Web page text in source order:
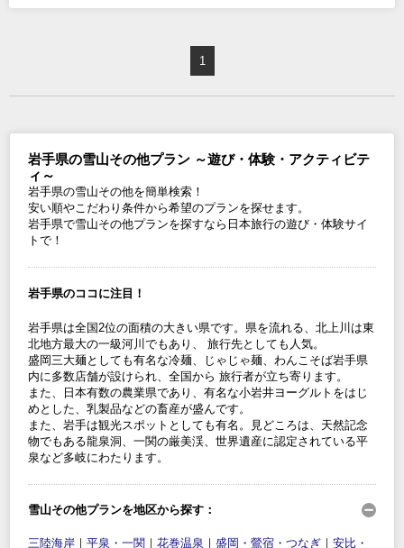
1
岩手県の雪山その他プラン ～遊び・体験・アクティビテ
ィ～
岩手県の雪山その他を簡単検索！
安い順やこだわり条件から希望のプランを探せます。
岩手県で雪山その他プランを探すなら日本旅行の遊び・体験サイ
トで！
岩手県のココに注目！
岩手県は全国2位の面積の大きい県です。県を流れる、北上川は東
北地方最大の一級河川でもあり、 旅行先としても人気。
盛岡三大麺としても有名な冷麺、じゃじゃ麺、わんこそば岩手県
内に多数店舗が設けられ、全国から 旅行者が立ち寄ります。
また、日本有数の農業県であり、有名な小岩井ヨーグルトをはじ
めとした、乳製品などの畜産が盛んです。
また、岩手は観光スポットとしても有名。見どころは、天然記念
物でもある龍泉洞、一関の厳美渓、世界遺産に認定されている平
泉など多岐にわたります。
雪山その他プランを地区から探す：
三陸海岸 ｜ 平泉・一関 ｜ 花巻温泉 ｜ 盛岡・鶯宿・つなぎ ｜ 安比・